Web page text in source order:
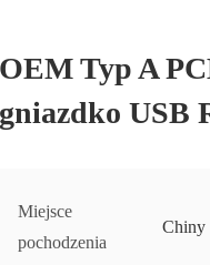
OEM Typ A
gniazdko USB
Miejsce
pochodzenia
Chiny